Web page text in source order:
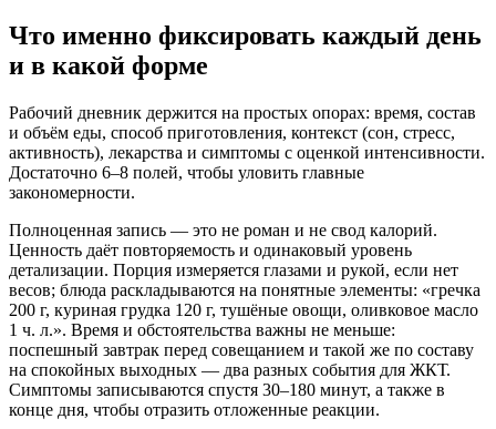
Что именно фиксировать каждый день
и в какой форме
Рабочий дневник держится на простых опорах: время, состав
и объём еды, способ приготовления, контекст (сон, стресс,
активность), лекарства и симптомы с оценкой интенсивности.
Достаточно 6–8 полей, чтобы уловить главные
закономерности.
Полноценная запись — это не роман и не свод калорий.
Ценность даёт повторяемость и одинаковый уровень
детализации. Порция измеряется глазами и рукой, если нет
весов; блюда раскладываются на понятные элементы: «гречка
200 г, куриная грудка 120 г, тушёные овощи, оливковое масло
1 ч. л.». Время и обстоятельства важны не меньше:
поспешный завтрак перед совещанием и такой же по составу
на спокойных выходных — два разных события для ЖКТ.
Симптомы записываются спустя 30–180 минут, а также в
конце дня, чтобы отразить отложенные реакции.